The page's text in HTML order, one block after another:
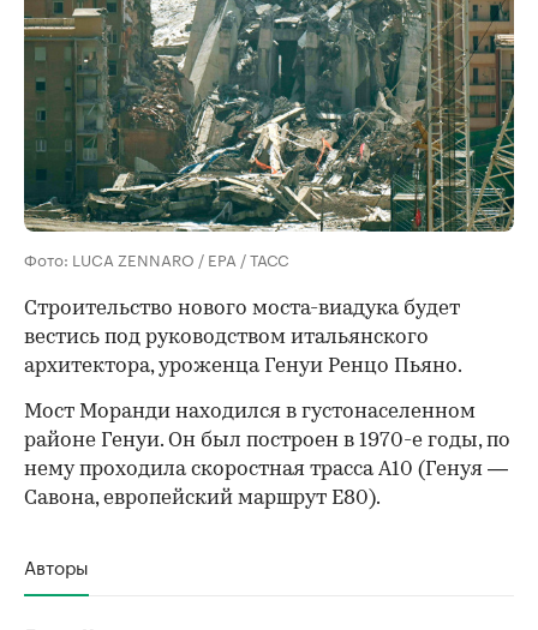
Фото: LUCA ZENNARO / EPA / ТАСС
Строительство нового моста-виадука будет
вестись под руководством итальянского
архитектора, уроженца Генуи Ренцо Пьяно.
Мост Моранди находился в густонаселенном
районе Генуи. Он был построен в 1970-е годы, по
нему проходила скоростная трасса A10 (Генуя —
Савона, европейский маршрут Е80).
Авторы